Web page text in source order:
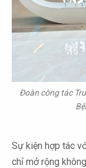
Đoàn công tác
Sự kiện hợp tác
chỉ mở rộng